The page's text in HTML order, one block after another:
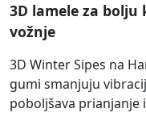
3D lamele za
vožnje
3D Winter Sipes na
gumi smanjuju
poboljšava prianjanje